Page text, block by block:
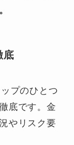
底
プのひとつ
底です。金
やリスク要